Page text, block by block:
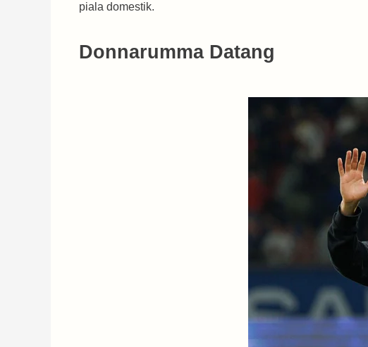
piala domestik.
Donnarumma Datang